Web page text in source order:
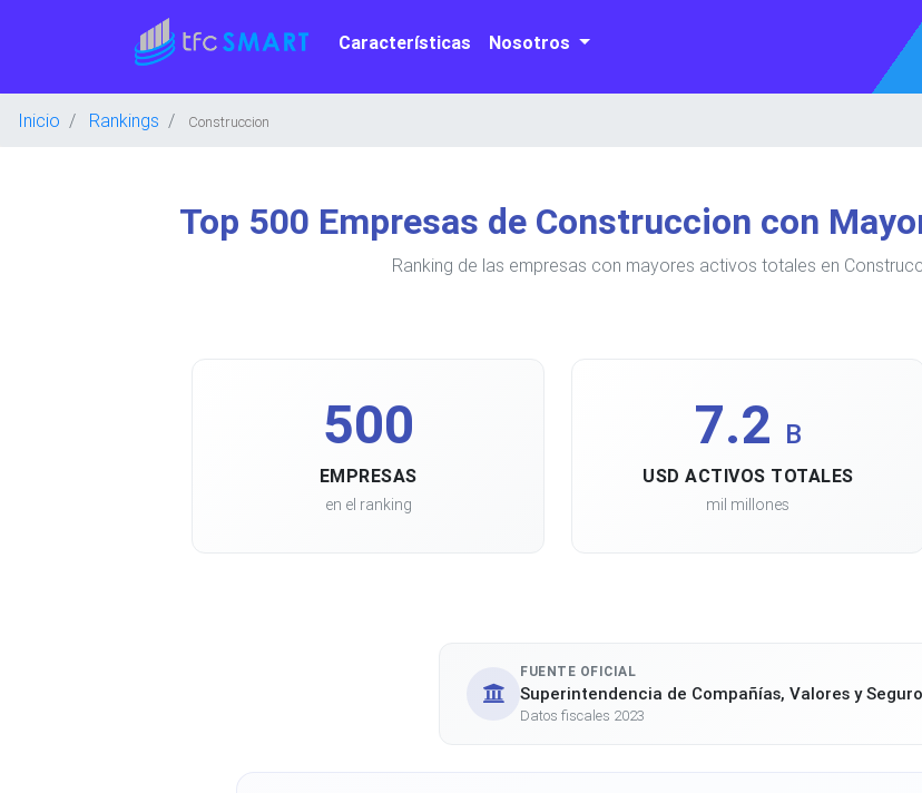
Características Nosotros
Inicio Rankings Construccion
Top 500 Empresas de Construccion con
Ranking de las empresas con mayores activos totales en
500
EMPRESAS
en el ranking
7.2 B
USD ACTIVOS TOTALES
mil millones
FUENTE OFICIAL
Superintendencia de Compañías, Valores y
Datos fiscales 2023